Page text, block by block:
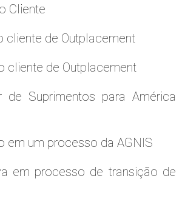
Cliente
cliente de Outplacement
cliente de Outplacement
de Suprimentos para América
em um processo da AGNIS
em processo de transição de